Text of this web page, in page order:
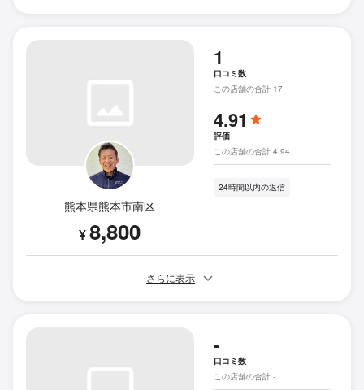
熊本県熊本市南区
¥8,800
1
口コミ数
この店舗の合計 17
4.91
評価
この店舗の合計 4.94
24時間以内の返信
さらに表示
-
口コミ数
この店舗の合計 -